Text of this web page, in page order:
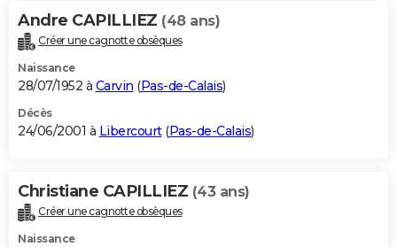
Andre CAPILLIEZ (48 ans)
Créer une cagnotte obsèques
Naissance
28/07/1952 à Carvin (Pas-de-Calais)
Décès
24/06/2001 à Libercourt(Pas-de-Calais)
Christiane CAPILLIEZ (43 ans)
Créer une cagnotte obsèques
Naissance